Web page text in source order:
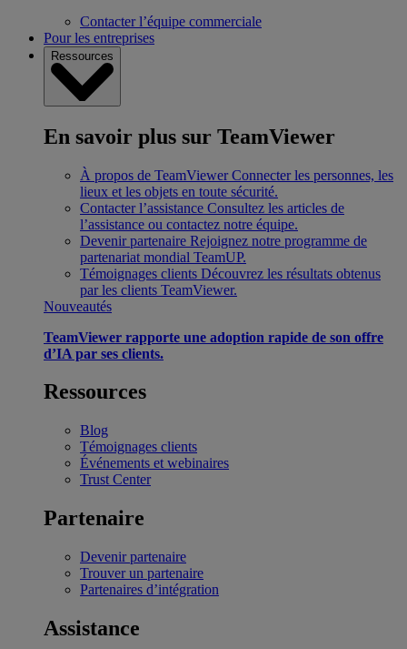
Contacter l’équipe commerciale
Pour les entreprises
Ressources
En savoir plus sur TeamViewer
À propos de TeamViewer Connecter les personnes, les
lieux et les objets en toute sécurité.
Contacter l’assistance Consultez les articles de
l’assistance ou contactez notre équipe.
Devenir partenaire Rejoignez notre programme de
partenariat mondial TeamUP.
Témoignages clients Découvrez les résultats obtenus
par les clients TeamViewer.
Nouveautés
TeamViewer rapporte une adoption rapide de son offre
d’IA par ses clients.
Ressources
Blog
Témoignages clients
Événements et webinaires
Trust Center
Partenaire
Devenir partenaire
Trouver un partenaire
Partenaires d’intégration
Assistance